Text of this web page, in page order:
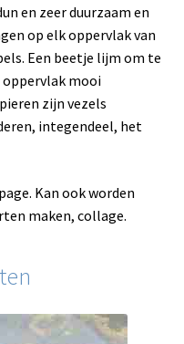
en zeer duurzaam en
op elk oppervlak van
Een beetje lijm om te
oppervlak mooi
zijn vezels
integendeel, het
Kan ook worden
maken, collage.